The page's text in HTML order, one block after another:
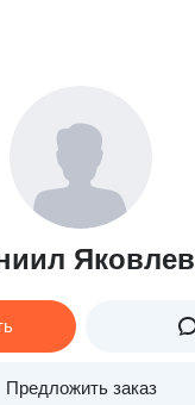
Яковлев
Предложить заказ